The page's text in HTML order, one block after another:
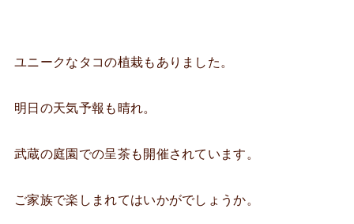
ユニークなタコの植栽もありました。
明日の天気予報も晴れ。
武蔵の庭園での呈茶も開催されています。
ご家族で楽しまれてはいかがでしょうか。